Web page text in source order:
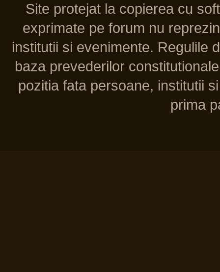
Site protejat la copierea cu
exprimate pe forum nu
institutii si evenimente. Regulile
baza prevederilor
pozitia fata persoane, institutii
prima